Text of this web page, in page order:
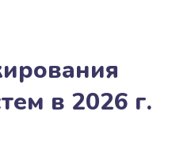
в 2026 г.